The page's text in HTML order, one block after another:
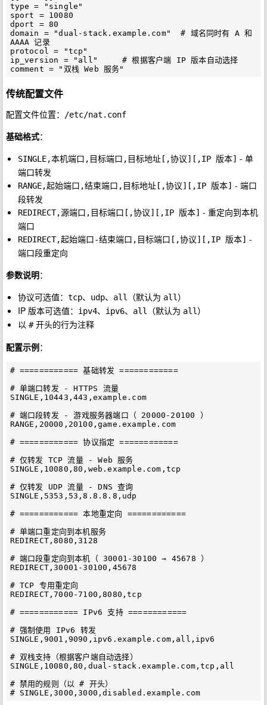
type = "single"
sport = 10080
dport = 80
domain = "dual-stack.example.com"  # 域名同时有 A 和
AAAA 记录
protocol = "tcp"
ip_version = "all"     # 根据客户端 IP 版本自动选择
传统配置文件
配置文件位置： /etc/nat.conf
基础格式：
SINGLE,本机端口,目标端口,目标地址[,协议][,IP 版本] - 单
端口转发
RANGE,起始端口,结束端口,目标地址[,协议][,IP 版本] - 端口
段转发
REDIRECT,源端口,目标端口[,协议][,IP 版本] - 重定向到本机
端口
REDIRECT,起始端口-结束端口,目标端口[,协议][,IP 版本] -
端口段重定向
参数说明：
协议可选值： tcp、 udp、 all （默认为 all）
IP 版本可选值：
ipv4、 ipv6、 all （默认为 all）
以 #开头的行为注释
配置示例：
# ============ 基础转发 ============
# 单端口转发 - HTTPS 流量
SINGLE,10443,443,example.com
# 端口段转发 - 游戏服务器端口（ 20000-20100 ）
RANGE,20000,20100,game.example.com
# ============ 协议指定 ============
# 仅转发 TCP 流量 - Web 服务
SINGLE,10080,80,web.example.com,tcp
# 仅转发 UDP 流量 - DNS 查询
SINGLE,5353,53,8.8.8.8,udp
# ============ 本地重定向 ============
# 单端口重定向到本机服务
REDIRECT,8080,3128
# 端口段重定向到本机（ 30001-30100 → 45678 ）
REDIRECT,30001-30100,45678
# TCP 专用重定向
REDIRECT,7000-7100,8080,tcp
# ============ IPv6 支持 ============
# 强制使用 IPv6 转发
SINGLE,9001,9090,ipv6.example.com,all,ipv6
# 双栈支持（根据客户端自动选择）
SINGLE,10080,80,dual-stack.example.com,tcp,all
# 禁用的规则（以 # 开头）